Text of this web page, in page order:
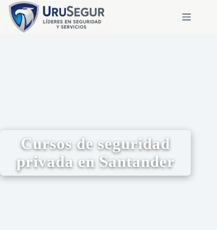
Cursos de seguridad
privada en Santander